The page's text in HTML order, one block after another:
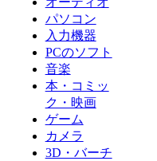
パソコン
入力機器
PCのソフト
音楽
本・コミッ
ク・映画
ゲーム
カメラ
3D・バーチ